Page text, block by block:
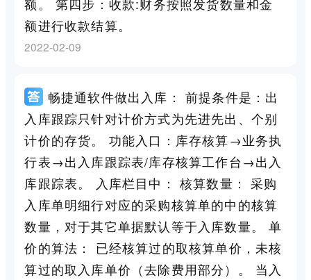
额进行收款结算。
2022-02-09
畅捷通软件做出入库： 前提条件是：出
入库跟踪只针对计价方式为先进先出、个别
计价的存货。 功能入口：库存核算→业务执
行表→出入库跟踪表/库存核算工作台→出入
库跟踪表。 入库栏目中： 核算数量： 采购
入库单明细行对应的采购核算单的中的核算
数量，对于其它单据默认等于入库数量。 单
价的算法： 已经核算过的取核算单价，未核
算过的取入库单价（去除费用部分）。 当入